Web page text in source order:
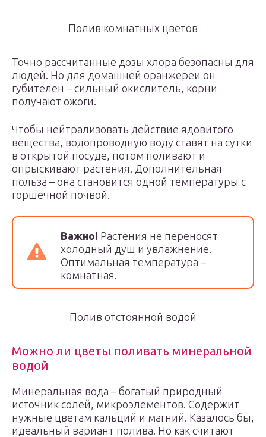
Полив комнатных цветов
Точно рассчитанные дозы хлора безопасны для
людей. Но для домашней оранжереи он
губителен – сильный окислитель, корни
получают ожоги.
Чтобы нейтрализовать действие ядовитого
вещества, водопроводную воду ставят на сутки
в открытой посуде, потом поливают и
опрыскивают растения. Дополнительная
польза – она становится одной температуры с
горшечной почвой.
Важно! Растения не переносят
холодный душ и увлажнение.
Оптимальная температура –
комнатная.
Полив отстоянной водой
Можно ли цветы поливать минеральной
водой
Минеральная вода – богатый природный
источник солей, микроэлементов. Содержит
нужные цветам кальций и магний. Казалось бы,
идеальный вариант полива. Но как считают